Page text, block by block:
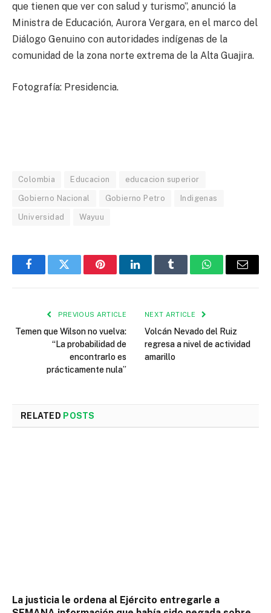
que tienen que ver con salud y turismo”, anunció la
Ministra de Educación, Aurora Vergara, en el marco del
Diálogo Genuino con autoridades indígenas de la
comunidad de la zona norte extrema de la Alta Guajira.
Fotografía: Presidencia.
Colombia Educacion educacion superior
Gobierno Nacional Gobierno Petro Indigenas
Universidad Wayuu
FacebookTwitter PinterestLinkedInTumblr WhatsAppEmail
PREVIOUS ARTICLE
Temen que Wilson no vuelva:
“La probabilidad de
encontrarlo es
prácticamente nula”
NEXT ARTICLE
Volcán Nevado del Ruiz
regresa a nivel de actividad
amarillo
RELATED POSTS
La justicia le ordena al Ejército entregarle a